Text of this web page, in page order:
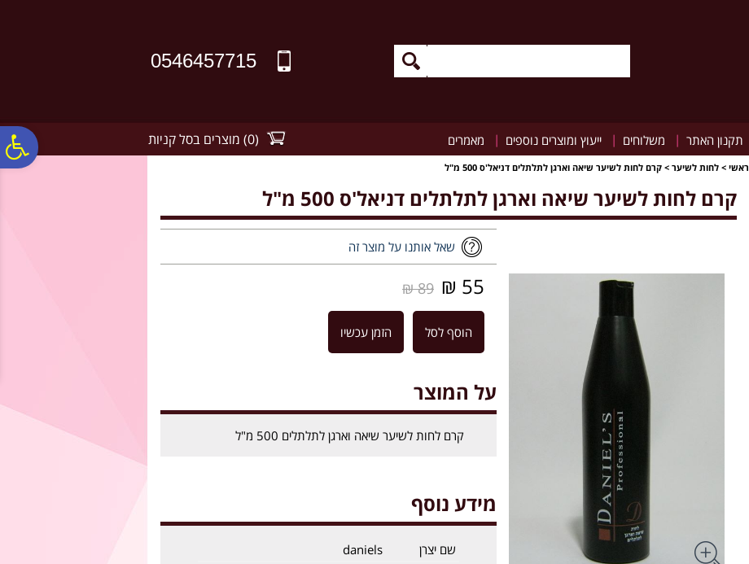
0546457715
תקנון האתר | משלוחים | ייעוץ ומוצרים נוספים | מאמרים (
0
) מוצרים בסל קניות
ראשי > לחות לשיער > קרם לחות לשיער שיאה וארגן לתלתלים דניאל'ס 500 מ"ל
קרם לחות לשיער שיאה וארגן לתלתלים דניאל'ס 500 מ"ל
שאל אותנו על מוצר זה
55 ₪
89 ₪
הוסף לסל הזמן עכשיו
על המוצר
קרם לחות לשיער שיאה וארגן לתלתלים 500 מ"ל
מידע נוסף
שם יצרן daniels